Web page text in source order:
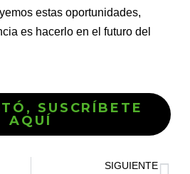
estas oportunidades,
es hacerlo en el futuro del
SUSCRÍBETE
AQUÍ
SIGUIENTE